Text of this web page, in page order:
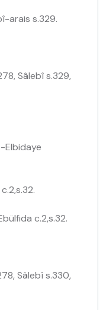
arais s.329.
Sâlebî s.329,
Elbidaye
c.2,s.32.
Sâlebî s.330,